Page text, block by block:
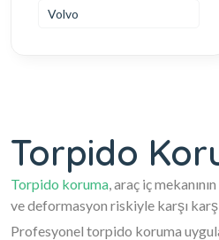
Volvo
Torpido
Torpido koruma, araç iç
ve deformasyon riskiyle karşı
Profesyonel torpido koruma